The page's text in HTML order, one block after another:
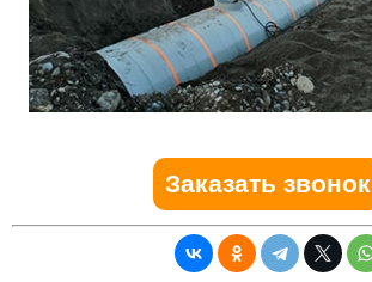
Заказать звонок